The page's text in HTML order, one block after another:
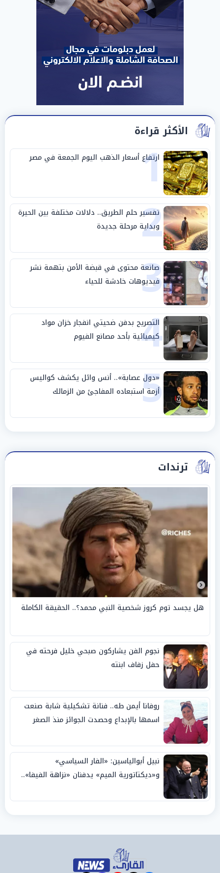
الأكثر قراءة
1
ارتفاع أسعار الذهب اليوم الجمعة في مصر
2
تفسير حلم الطريق.. دلالات مختلفة بين الحيرة
وبداية مرحلة جديدة
3
صانعة محتوى في قبضة الأمن بتهمة نشر
فيديوهات خادشة للحياء
4
التصريح بدفن ضحيتي انفجار خزان مواد
كيميائية بأحد مصانع الفيوم
5
«دول عصابة».. أنس وائل يكشف كواليس
أزمة استبعاده المفاجئ من الزمالك
ترندات
هل يجسد توم كروز شخصية النبي محمد؟.. الحقيقة الكاملة
نجوم الفن يشاركون صبحي خليل فرحته في
حفل زفاف ابنته
روفانا أيمن طه.. فنانة تشكيلية شابة صنعت
اسمها بالإبداع وحصدت الجوائز منذ الصغر
نبيل أبوالياسين: «الفار السياسي»
و«ديكتاتورية الميم» يدفنان «نزاهة الفيفا»..